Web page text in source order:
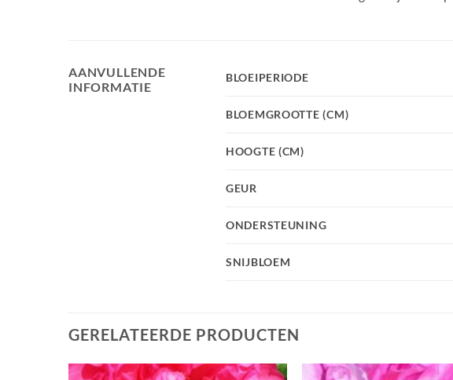
AANVULLENDE
INFORMATIE
BLOEIPERIODE
BLOEMGROOTTE (CM)
HOOGTE (CM)
GEUR
ONDERSTEUNING
SNIJBLOEM
GERELATEERDE PRODUCTEN